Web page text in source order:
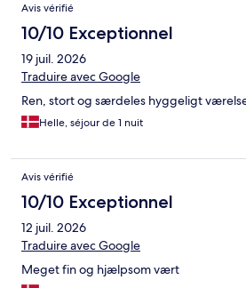
Avis vérifié
10/10 Exceptionnel
19 juil. 2026
Traduire avec Google
Ren, stort og særdeles hyggeligt
Helle, séjour de 1 nuit
Avis vérifié
10/10 Exceptionnel
12 juil. 2026
Traduire avec Google
Meget fin og hjælpsom vært